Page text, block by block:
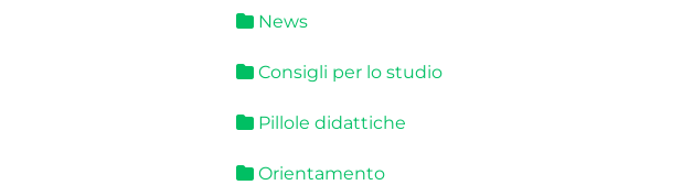
News
Consigli per lo studio
Pillole didattiche
Orientamento